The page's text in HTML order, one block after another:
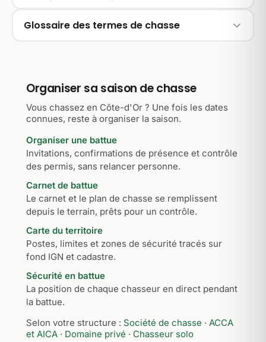
Glossaire des termes de chasse
Organiser sa saison de chasse
Vous chassez en Côte-d'Or ? Une fois les dates
connues, reste à organiser la saison.
Organiser une battue
Invitations, confirmations de présence et contrôle
des permis, sans relancer personne.
Carnet de battue
Le carnet et le plan de chasse se remplissent
depuis le terrain, prêts pour un contrôle.
Carte du territoire
Postes, limites et zones de sécurité tracés sur
fond IGN et cadastre.
Sécurité en battue
La position de chaque chasseur en direct pendant
la battue.
Selon votre structure : Société de chasse · ACCA
et AICA · Domaine privé · Chasseur solo